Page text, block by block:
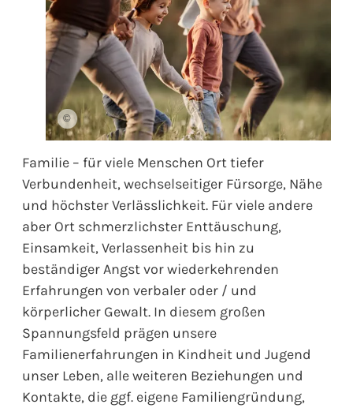
©
Familie – für viele Menschen Ort tiefer
Verbundenheit, wechselseitiger Fürsorge, Nähe
und höchster Verlässlichkeit. Für viele andere
aber Ort schmerzlichster Enttäuschung,
Einsamkeit, Verlassenheit bis hin zu
beständiger Angst vor wiederkehrenden
Erfahrungen von verbaler oder / und
körperlicher Gewalt. In diesem großen
Spannungsfeld prägen unsere
Familienerfahrungen in Kindheit und Jugend
unser Leben, alle weiteren Beziehungen und
Kontakte, die ggf. eigene Familiengründung,